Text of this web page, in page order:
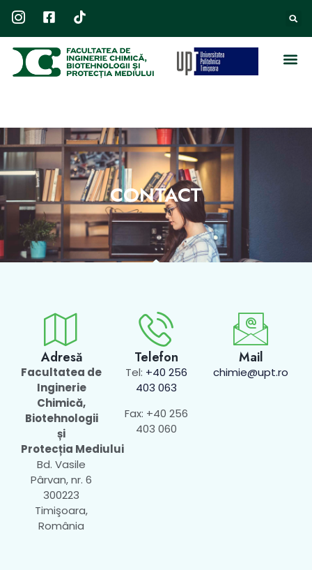
CONTACT
Adresă
Facultatea de
Inginerie
Chimică,
Biotehnologii
și
Protecția Mediului
Bd. Vasile
Pârvan, nr. 6
300223
Timişoara,
România
Telefon
Tel: +40 256
403 063
Fax: +40 256
403 060
Mail
chimie@upt.ro